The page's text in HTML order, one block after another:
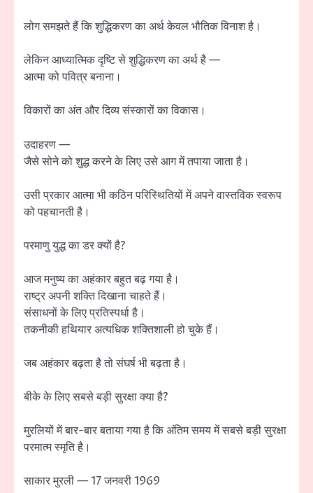
लोग समझते हैं कि शुद्धिकरण का अर्थ केवल भौतिक विनाश है।
लेकिन आध्यात्मिक दृष्टि से शुद्धिकरण का अर्थ है —
आत्मा को पवित्र बनाना।
विकारों का अंत और दिव्य संस्कारों का विकास।
उदाहरण —
जैसे सोने को शुद्ध करने के लिए उसे आग में तपाया जाता है।
उसी प्रकार आत्मा भी कठिन परिस्थितियों में अपने वास्तविक स्वरूप
को पहचानती है।
परमाणु युद्ध का डर क्यों है?
आज मनुष्य का अहंकार बहुत बढ़ गया है।
राष्ट्र अपनी शक्ति दिखाना चाहते हैं।
संसाधनों के लिए प्रतिस्पर्धा है।
तकनीकी हथियार अत्यधिक शक्तिशाली हो चुके हैं।
जब अहंकार बढ़ता है तो संघर्ष भी बढ़ता है।
बीके के लिए सबसे बड़ी सुरक्षा क्या है?
मुरलियों में बार-बार बताया गया है कि अंतिम समय में सबसे बड़ी सुरक्षा
परमात्म स्मृति है।
साकार मुरली — 17 जनवरी 1969